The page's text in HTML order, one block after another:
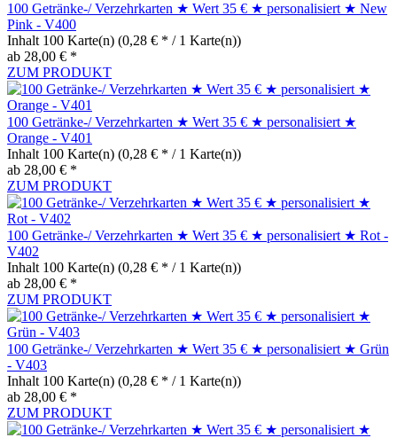
100 Getränke-/ Verzehrkarten ★ Wert 35 € ★ personalisiert ★ New
Pink - V400
Inhalt 100 Karte(n) (0,28 € * / 1 Karte(n))
ab 28,00 € *
ZUM PRODUKT
100 Getränke-/ Verzehrkarten ★ Wert 35 € ★ personalisiert ★
Orange - V401
Inhalt 100 Karte(n) (0,28 € * / 1 Karte(n))
ab 28,00 € *
ZUM PRODUKT
100 Getränke-/ Verzehrkarten ★ Wert 35 € ★ personalisiert ★ Rot -
V402
Inhalt 100 Karte(n) (0,28 € * / 1 Karte(n))
ab 28,00 € *
ZUM PRODUKT
100 Getränke-/ Verzehrkarten ★ Wert 35 € ★ personalisiert ★ Grün
- V403
Inhalt 100 Karte(n) (0,28 € * / 1 Karte(n))
ab 28,00 € *
ZUM PRODUKT